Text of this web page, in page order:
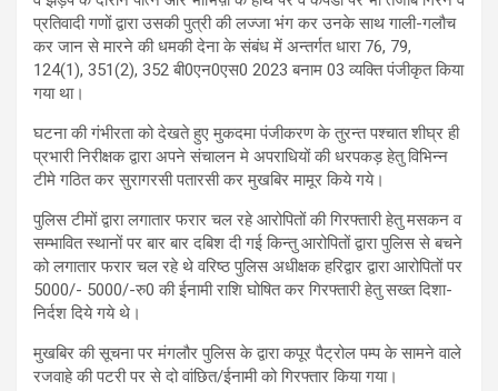
प्रतिवादी गणों द्वारा उसकी पुत्री की लज्जा भंग कर उनके साथ गाली-गलौच
कर जान से मारने की धमकी देना के संबंध में अन्तर्गत धारा 76, 79,
124(1), 351(2), 352 बी0एन0एस0 2023 बनाम 03 व्यक्ति पंजीकृत किया
गया था।
घटना की गंभीरता को देखते हुए मुकदमा पंजीकरण के तुरन्त पश्चात शीघ्र ही
प्रभारी निरीक्षक द्वारा अपने संचालन मे अपराधियों की धरपकड़ हेतु विभिन्न
टीमे गठित कर सुरागरसी पतारसी कर मुखबिर मामूर किये गये।
पुलिस टीमों द्वारा लगातार फरार चल रहे आरोपितों की गिरफ्तारी हेतु मसकन व
सम्भावित स्थानों पर बार बार दबिश दी गई किन्तु आरोपितों द्वारा पुलिस से बचने
को लगातार फरार चल रहे थे वरिष्ठ पुलिस अधीक्षक हरिद्वार द्वारा आरोपितों पर
5000/- 5000/-रु0 की ईनामी राशि घोषित कर गिरफ्तारी हेतु सख्त दिशा-
निर्दश दिये गये थे।
मुखबिर की सूचना पर मंगलौर पुलिस के द्वारा कपूर पैट्रोल पम्प के सामने वाले
रजवाहे की पटरी पर से दो वांछित/ईनामी को गिरफ्तार किया गया।